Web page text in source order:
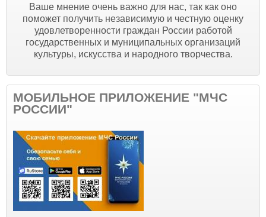
Ваше мнение очень важно для нас, так как оно
поможет получить независимую и честную оценку
удовлетворенности граждан России работой
государственных и муниципальных организаций
культуры, искусства и народного творчества.
МОБИЛЬНОЕ ПРИЛОЖЕНИЕ "МЧС
РОССИИ"